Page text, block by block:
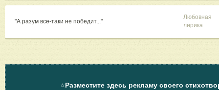
"А разум все-таки не победит..."
Любовная
лирика
⭐Разместите здесь рекламу своего